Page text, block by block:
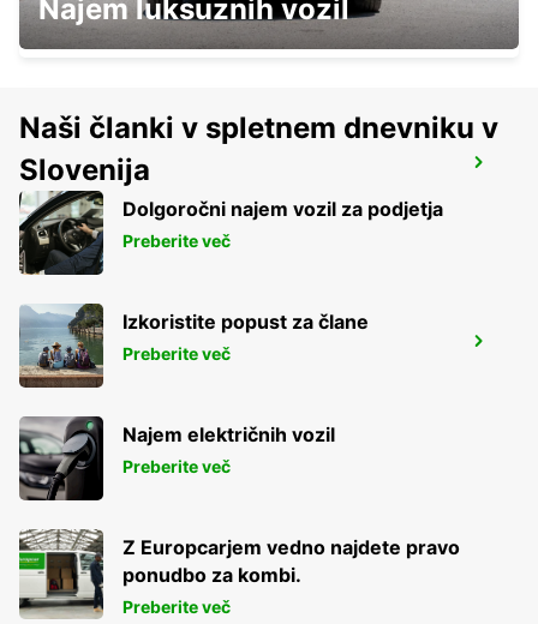
HALLE SAALE - GERMANY
BRAUNSCHWEIG NORD VW FS
BRAUNSCHWEIG - GERMANY
SALZGITTER
SALZGITTER - GERMANY
Najem luksuznih vozil
Naši članki v spletnem dnevniku v
Slovenija
Dolgoročni najem vozil za podjetja
Preberite več
Izkoristite popust za člane
Preberite več
Najem električnih vozil
Preberite več
Z Europcarjem vedno najdete pravo
ponudbo za kombi.
Preberite več